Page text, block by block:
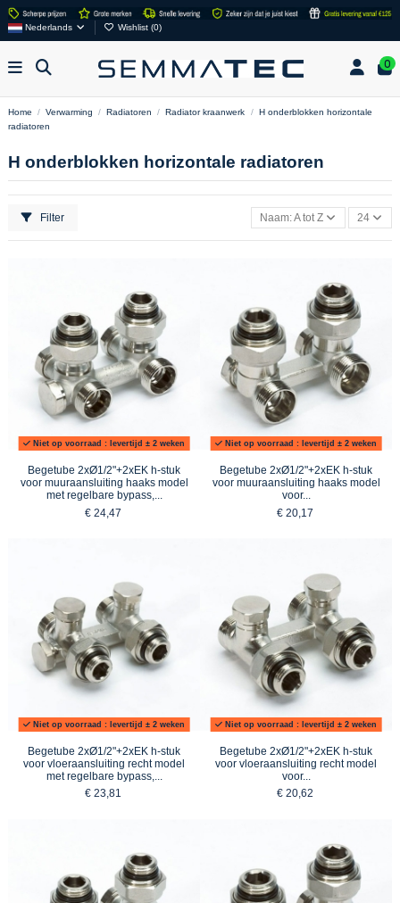
Nederlands Wishlist (0)
0
Home Verwarming Radiatoren Radiator kraanwerk
H onderblokken horizontale
radiatoren
H onderblokken horizontale radiatoren
Filter Naam: A tot Z 24
Niet op voorraad : levertijd ± 2 weken
Begetube 2xØ1/2"+2xEK h-stuk
voor muuraansluiting haaks model
met regelbare bypass,...
€ 24,47
Niet op voorraad : levertijd ± 2 weken
Begetube 2xØ1/2"+2xEK h-stuk
voor muuraansluiting haaks model
voor...
€ 20,17
Niet op voorraad : levertijd ± 2 weken
Begetube 2xØ1/2"+2xEK h-stuk
voor vloeraansluiting recht model
met regelbare bypass,...
€ 23,81
Niet op voorraad : levertijd ± 2 weken
Begetube 2xØ1/2"+2xEK h-stuk
voor vloeraansluiting recht model
voor...
€ 20,62